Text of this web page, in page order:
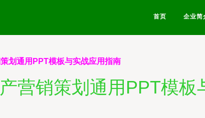
首页 企业简
划通用PPT模板与实战应用指南
营销策划通用PPT模板